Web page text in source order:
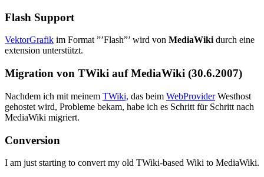
Flash Support
VektorGrafik im Format ”’Flash”’ wird von MediaWiki durch eine
extension unterstützt.
Migration von TWiki auf MediaWiki (30.6.2007)
Nachdem ich mit meinem TWiki, das beim WebProviderWesthost
gehostet wird, Probleme bekam, habe ich es Schritt für Schritt nach
MediaWiki migriert.
Conversion
I am just starting to convert my old TWiki-based Wiki to MediaWiki.